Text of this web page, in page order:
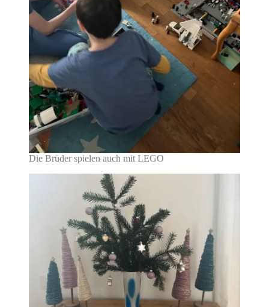
Die Brüder spielen auch mit LEGO